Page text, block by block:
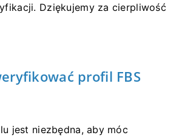
Dziękujemy za cierpliwość
profil FBS
jest niezbędna, aby móc